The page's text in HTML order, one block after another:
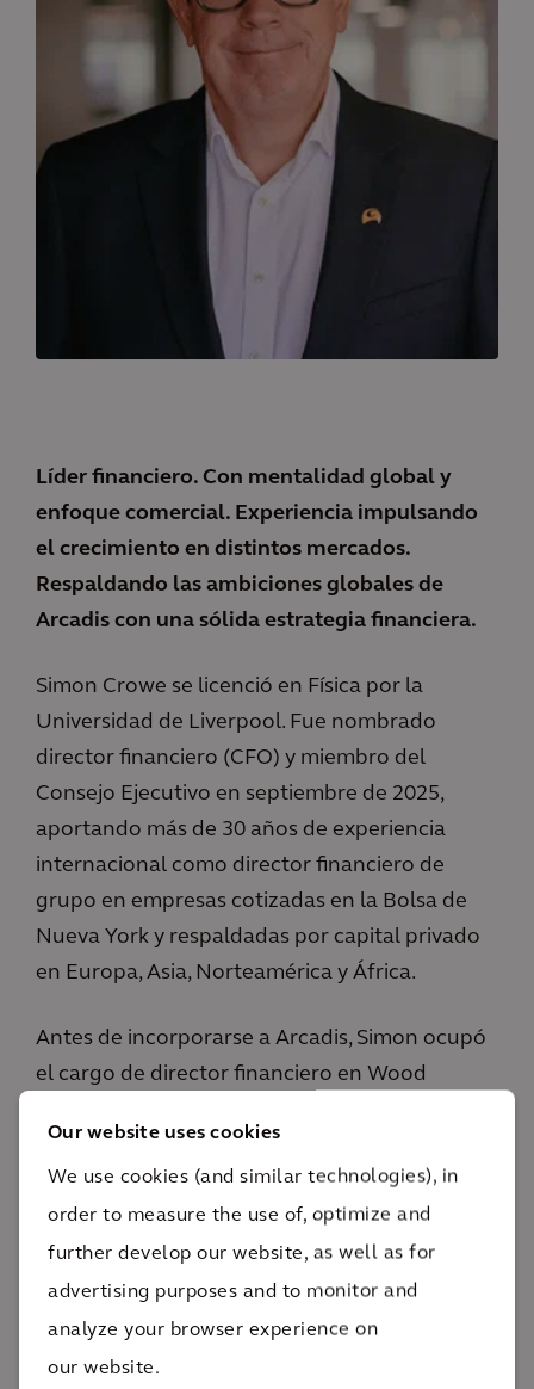
Our website uses cookies
We use cookies (and similar technologies), in
order to measure the use of, optimize and
further develop our website, as well as for
advertising purposes and to monitor and
analyze your browser experience on
our website.
Líder financiero. Con mentalidad global y
enfoque comercial. Experiencia impulsando
el crecimiento en distintos mercados.
Respaldando las ambiciones globales de
Arcadis con una sólida estrategia financiera.
Simon Crowe se licenció en Física por la
Universidad de Liverpool. Fue nombrado
director financiero (CFO) y miembro del
Consejo Ejecutivo en septiembre de 2025,
aportando más de 30 años de experiencia
internacional como director financiero de
grupo en empresas cotizadas en la Bolsa de
Nueva York y respaldadas por capital privado
en Europa, Asia, Norteamérica y África.
Antes de incorporarse a Arcadis, Simon ocupó
el cargo de director financiero en Wood
energías renovables y los recursos naturales.
Anteriormente, trabajó en ERM, donde
contribuyó a la transformación del negocio:
durante su mandato, dirigió numerosas
adquisiciones, logró un crecimiento anual
sostenido de dos dígitos y apoyó la venta de la